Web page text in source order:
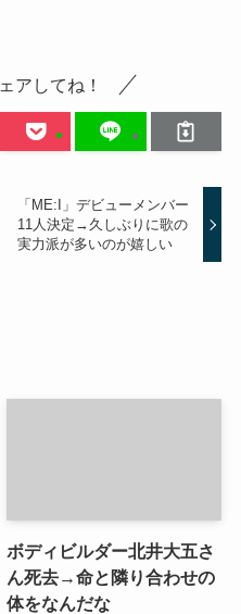
アしてね！
「ME:I」デビューメンバー
11人決定→久しぶりに歌の
実力派が多いのが嬉しい
ボディビルダー北井大五さ
ん死去→命と隣り合わせの
体をなんだな